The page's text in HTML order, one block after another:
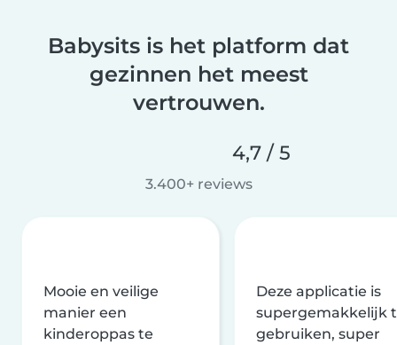
Babysits is het platform dat
gezinnen het meest
vertrouwen.
4,7 / 5
3.400+ reviews
Mooie en veilige
manier een
kinderoppas te
Deze applicatie is
supergemakkelijk
gebruiken, super